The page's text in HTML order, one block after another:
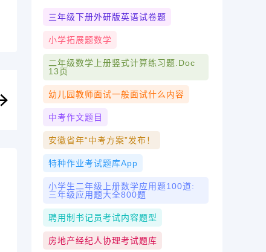
三年级下册外研版英语试卷题
小学拓展题数学
二年级数学上册竖式计算练习题.doc
13页
幼儿园教师面试一般面试什么内容
中考作文题目
安徽省年“中考方案”发布！
特种作业考试题库app
小学生二年级上册数学应用题100道:
三年级应用题大全800题
聘用制书记员考试内容题型
房地产经纪人协理考试题库